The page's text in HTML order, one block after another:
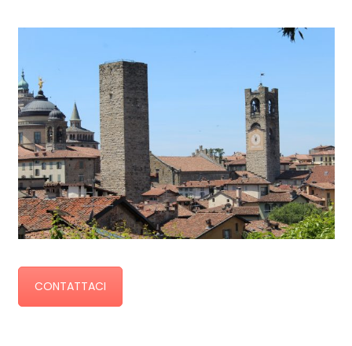
CONTATTACI